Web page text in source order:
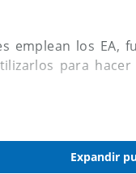
emplean los EA,
para
de
ser cierta, es
Expandir